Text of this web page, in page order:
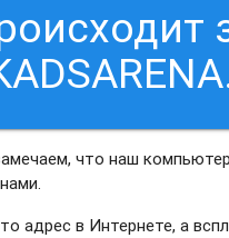
что наш
адрес в Интернете, а